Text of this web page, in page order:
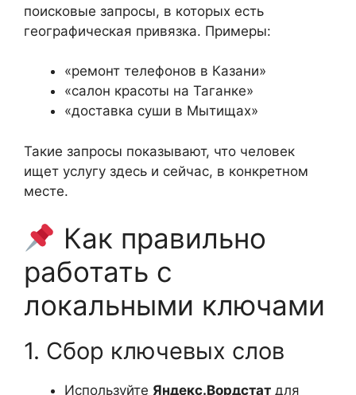
поисковые запросы, в которых есть
географическая привязка. Примеры:
«ремонт телефонов в Казани»
«салон красоты на Таганке»
«доставка суши в Мытищах»
Такие запросы показывают, что человек
ищет услугу здесь и сейчас, в конкретном
месте.
Как правильно
работать с
локальными ключами
1. Сбор ключевых слов
Используйте Яндекс.Вордстат для